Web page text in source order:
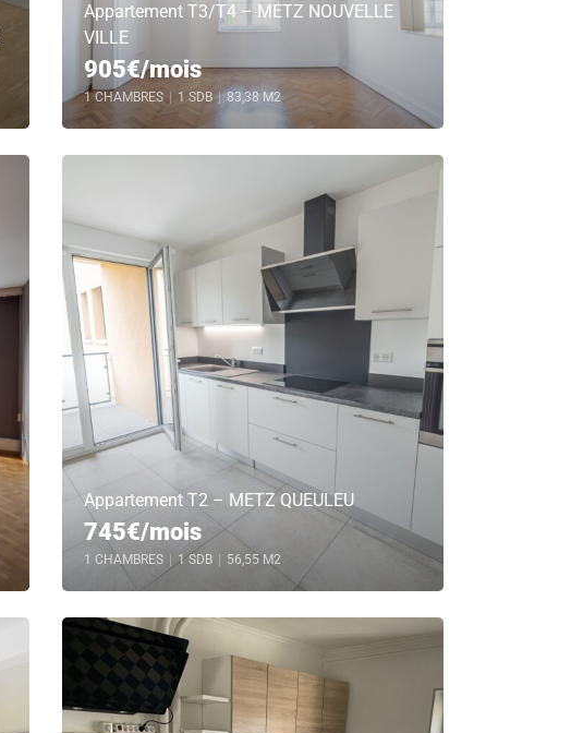
Appartement T3/T4 – METZ NOUVELLE
VILLE
905€/mois
1 CHAMBRES 1 SDB | 83,38 M2
Appartement T2 – METZ QUEULEU
745€/mois
1 CHAMBRES 1 SDB 56,55 M2